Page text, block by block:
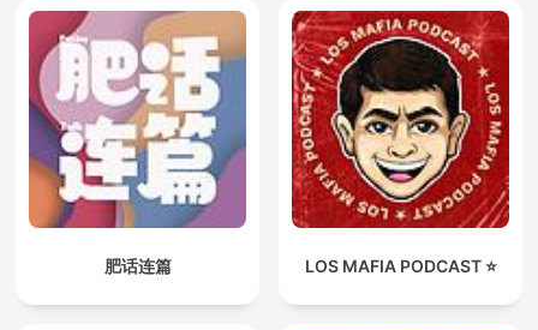
肥话连篇 LOS MAFIA PODCAST ⭐️